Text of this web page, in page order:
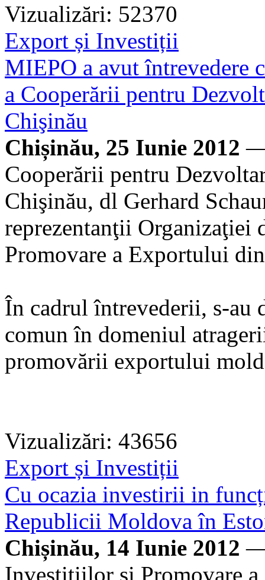
Vizualizări: 52370
Export și Investiții
MIEPO a avut întrevedere
a Cooperării pentru
Chişinău
Chișinău, 25 Iunie 2012 —
Cooperării pentru
Chişinău, dl Gerhard
reprezentanţii Organizaţiei
Promovare a Exportului
În cadrul întrevederii, s-au
comun în domeniul
promovării exportului
Vizualizări: 43656
Export și Investiții
Cu ocazia investirii in
Republicii Moldova în
Chișinău, 14 Iunie 2012 —
Investițiilor și Promovare